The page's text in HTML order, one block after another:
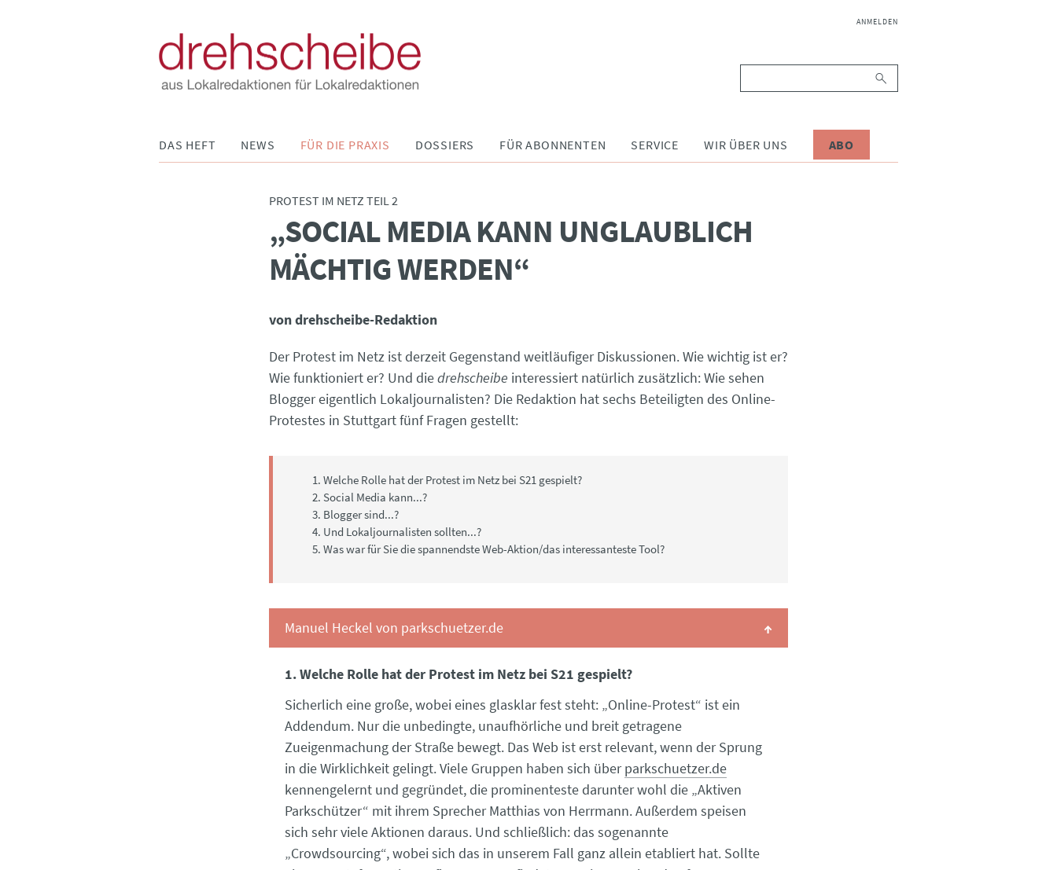
NAVIGATION
ANMELDEN
DAS HEFT NEWS FÜR DIE PRAXIS DOSSIERS FÜR ABONNENTEN SERVICE WIR ÜBER UNS ABO
PROTEST IM NETZ TEIL 2
„SOCIAL MEDIA KANN UNGLAUBLICH
MÄCHTIG WERDEN“
von drehscheibe-Redaktion
Der Protest im Netz ist derzeit Gegenstand weitläufiger Diskussionen. Wie wichtig ist er?
Wie funktioniert er? Und diedrehscheibe interessiert natürlich zusätzlich: Wie sehen
Blogger eigentlich Lokaljournalisten? Die Redaktion hat sechs Beteiligten des Online-
Protestes in Stuttgart fünf Fragen gestellt:
Welche Rolle hat der Protest im Netz bei S21 gespielt?
Social Media kann...?
Blogger sind...?
Und Lokaljournalisten sollten...?
Was war für Sie die spannendste Web-Aktion/das interessanteste Tool?
Manuel Heckel von parkschuetzer.de
1. Welche Rolle hat der Protest im Netz bei S21 gespielt?
Sicherlich eine große, wobei eines glasklar fest steht: „Online-Protest“ ist ein
Addendum. Nur die unbedingte, unaufhörliche und breit getragene
Zueigenmachung der Straße bewegt. Das Web ist erst relevant, wenn der Sprung
in die Wirklichkeit gelingt. Viele Gruppen haben sich überparkschuetzer.de
kennengelernt und gegründet, die prominenteste darunter wohl die „Aktiven
Parkschützer“ mit ihrem Sprecher Matthias von Herrmann. Außerdem speisen
sich sehr viele Aktionen daraus. Und schließlich: das sogenannte
„Crowdsourcing“, wobei sich das in unserem Fall ganz allein etabliert hat. Sollte